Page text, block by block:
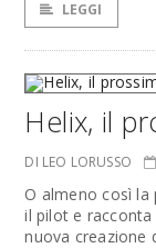
LEGGI
Helix, il
DI LEO LORUSSO
O almeno così la
il pilot e
nuova creazione